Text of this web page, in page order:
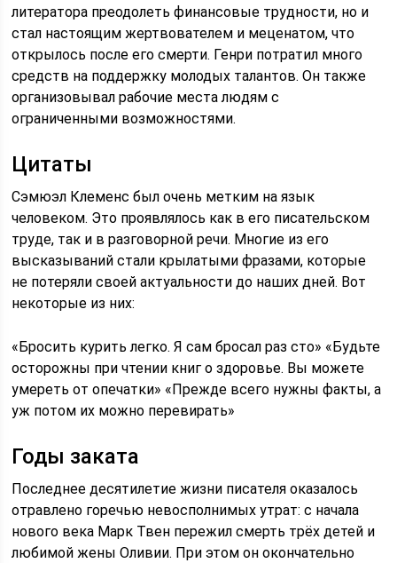
литератора преодолеть финансовые трудности, но и
стал настоящим жертвователем и меценатом, что
открылось после его смерти. Генри потратил много
средств на поддержку молодых талантов. Он также
организовывал рабочие места людям с
ограниченными возможностями.
Цитаты
Сэмюэл Клеменс был очень метким на язык
человеком. Это проявлялось как в его писательском
труде, так и в разговорной речи. Многие из его
высказываний стали крылатыми фразами, которые
не потеряли своей актуальности до наших дней. Вот
некоторые из них:
«Бросить курить легко. Я сам бросал раз сто» «Будьте
осторожны при чтении книг о здоровье. Вы можете
умереть от опечатки» «Прежде всего нужны факты, а
уж потом их можно перевирать»
Годы заката
Последнее десятилетие жизни писателя оказалось
отравлено горечью невосполнимых утрат: с начала
нового века Марк Твен пережил смерть трёх детей и
любимой жены Оливии. При этом он окончательно